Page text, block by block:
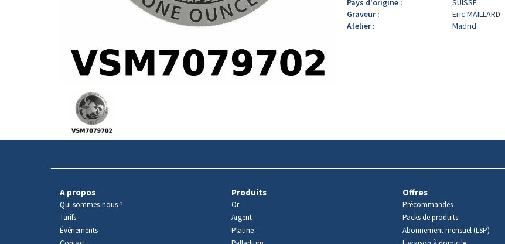
produit
Graveur :
Eric MAILLARD
Atelier :
Madrid
A propos
Qui sommes-nous ?
Tarifs
Événements
Produits
Or
Argent
Platine
Offres
Précommandes
Packs de produits
Abonnement mensuel (LSP)